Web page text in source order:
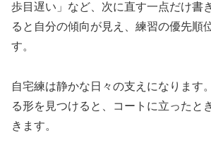
歩目遅い」など、次に直す一点だけ書
ると自分の傾向が見え、練習の優先順
す。
自宅練は静かな日々の支えになります
る形を見つけると、コートに立ったと
きます。